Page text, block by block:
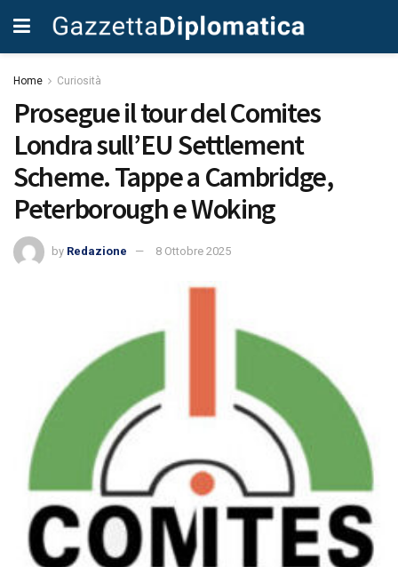
Home Curiosità
Prosegue il tour del Comites
Londra sull’EU Settlement
Scheme. Tappe a Cambridge,
Peterborough e Woking
by Redazione 8 Ottobre 2025